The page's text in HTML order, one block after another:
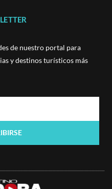
de nuestro portal para
y destinos turísticos más